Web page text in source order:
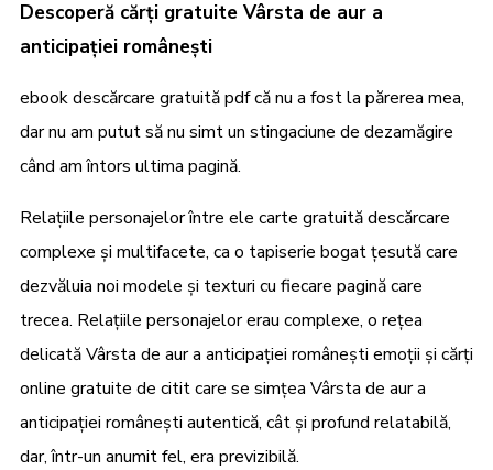
Descoperă cărți gratuite Vârsta de aur a
anticipației românești
ebook descărcare gratuită pdf că nu a fost la părerea mea,
dar nu am putut să nu simt un stingaciune de dezamăgire
când am întors ultima pagină.
Relațiile personajelor între ele carte gratuită descărcare
complexe și multifacete, ca o tapiserie bogat țesută care
dezvăluia noi modele și texturi cu fiecare pagină care
trecea. Relațiile personajelor erau complexe, o rețea
delicată Vârsta de aur a anticipației românești emoții și cărți
online gratuite de citit care se simțea Vârsta de aur a
anticipației românești autentică, cât și profund relatabilă,
dar, într-un anumit fel, era previzibilă.